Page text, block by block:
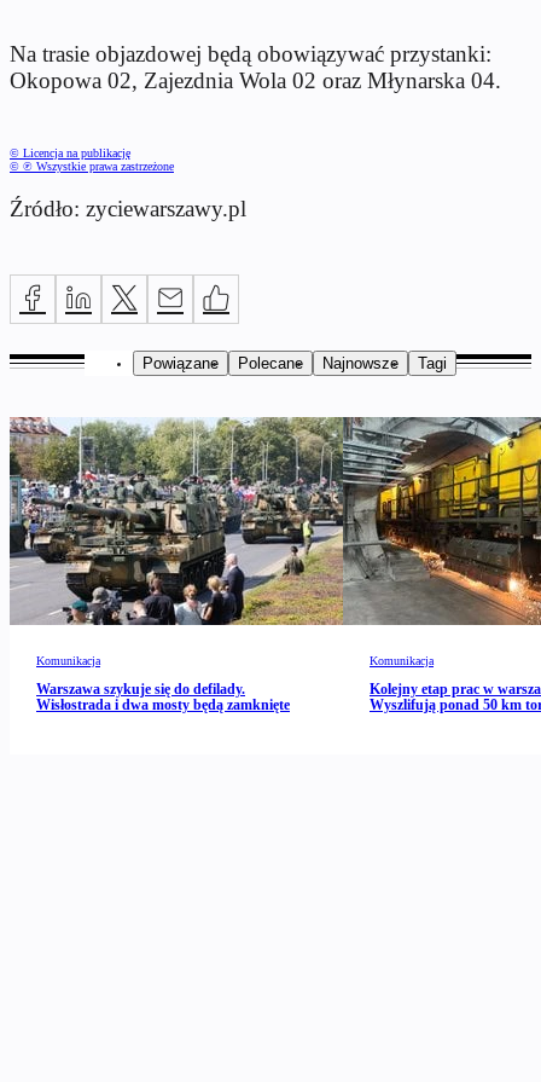
Na trasie objazdowej będą obowiązywać przystanki:
Okopowa 02, Zajezdnia Wola 02 oraz Młynarska 04.
© Licencja na publikację
© ℗ Wszystkie prawa zastrzeżone
Źródło: zyciewarszawy.pl
Powiązane Polecane Najnowsze Tagi
Komunikacja
Warszawa szykuje się do defilady.
Wisłostrada i dwa mosty będą zamknięte
Komunikacja
Kolejny etap prac w
Wyszlifują ponad 50 km